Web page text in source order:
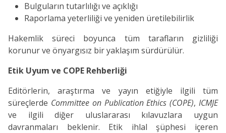
Bulguların tutarlılığı ve açıklığı
Raporlama yeterliliği ve yeniden üretilebilirlik
Hakemlik süreci boyunca tüm tarafların gizliliği
korunur ve önyargısız bir yaklaşım sürdürülür.
Etik Uyum ve COPE Rehberliği
Editörlerin, araştırma ve yayın etiğiyle ilgili tüm
süreçlerde Committee on Publication Ethics (COPE),ICMJE
ve ilgili diğer uluslararası kılavuzlara uygun
davranmaları beklenir. Etik ihlal şüphesi içeren